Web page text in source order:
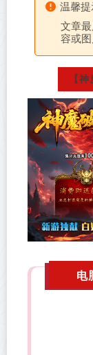
温馨提
文章
容或
【
电